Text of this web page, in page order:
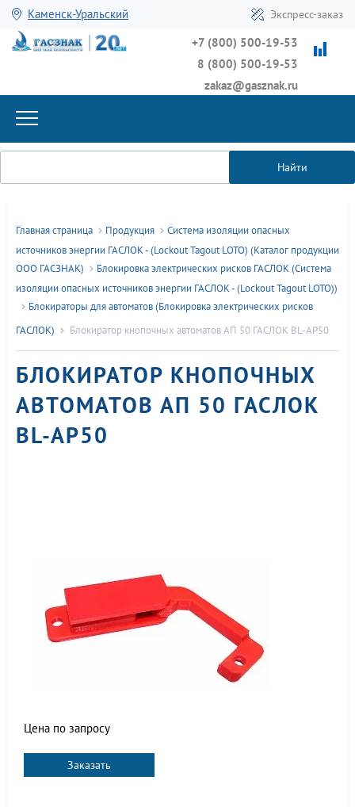
Каменск-Уральский Экспресс-заказ
+7 (800) 500-19-53
8 (800) 500-19-53
zakaz@gasznak.ru
Найти
Главная страница Продукция
Система изоляции опасных
источников энергии ГАСЛОК - (Lockout Tagout LOTO) (Каталог продукции
ООО ГАСЗНАК)
Блокировка электрических рисков ГАСЛОК (Система
изоляции опасных источников энергии ГАСЛОК - (Lockout Tagout LOTO))
Блокираторы для автоматов (Блокировка электрических рисков
ГАСЛОК)
Блокиратор кнопочных автоматов АП 50 ГАСЛОК BL-AP50
БЛОКИРАТОР КНОПОЧНЫХ
АВТОМАТОВ АП 50 ГАСЛОК
BL-AP50
Цена по запросу
Заказать